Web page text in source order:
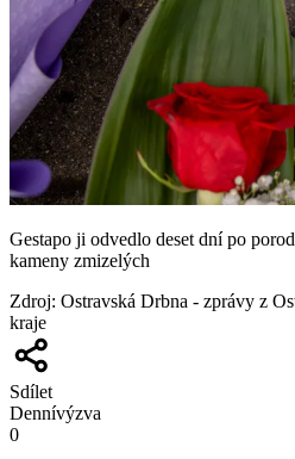
Gestapo ji odvedlo deset dní po
kameny zmizelých
Zdroj: Ostravská Drbna - zprávy z
kraje
Sdílet
Dennívýzva
0